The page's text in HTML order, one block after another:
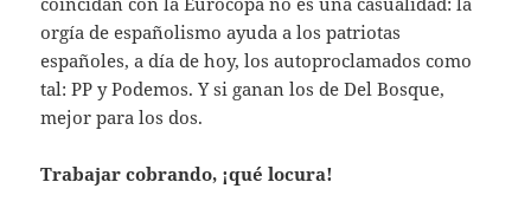
orgía de españolismo ayuda a los patriotas
españoles, a día de hoy, los autoproclamados como
tal: PP y Podemos. Y si ganan los de Del Bosque,
mejor para los dos.
Trabajar cobrando, ¡qué locura!